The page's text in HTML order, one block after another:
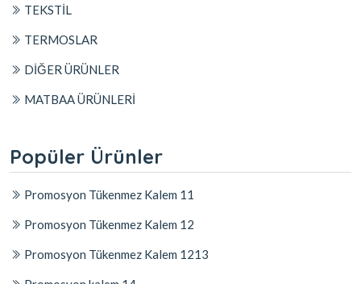
TEKSTİL
TERMOSLAR
DİĞER ÜRÜNLER
MATBAA ÜRÜNLERİ
Popüler Ürünler
Promosyon Tükenmez Kalem 11
Promosyon Tükenmez Kalem 12
Promosyon Tükenmez Kalem 1213